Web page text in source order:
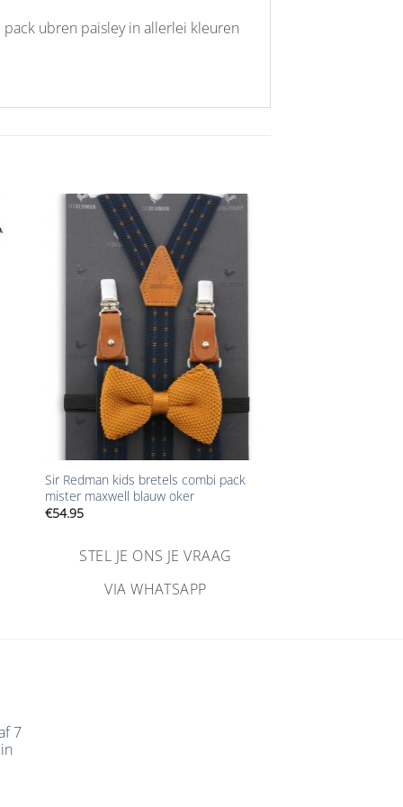
ubren paisley in allerlei kleuren
toevoegen
Sir Redman kids bretels combi pack
mister maxwell blauw oker
€54.95
STEL JE ONS JE VRAAG
VIA WHATSAPP
7